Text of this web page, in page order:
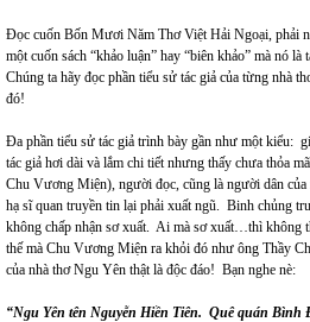
Đọc cuốn Bốn Mươi Năm Thơ Việt Hải Ngoại, phải
một cuốn sách “khảo luận” hay “biên khảo” mà nó
Chúng ta hãy đọc phần tiểu sử tác giả của từng nhà
đó!
Đa phần tiểu sử tác giả trình bày gần như một kiểu:
tác giả hơi dài và lắm chi tiết nhưng thấy chưa thỏa
Chu Vương Miện), người đọc, cũng là người dân của
hạ sĩ quan truyền tin lại phải xuất ngũ. Binh chủng
không chấp nhận sơ xuất. Ai mà sơ xuất…thì không
thế mà Chu Vương Miện ra khỏi đó như ông Thầy
của nhà thơ Ngu Yên thật là độc đáo! Bạn nghe nè:
“Ngu Yên tên Nguyễn Hiền Tiên. Quê quán